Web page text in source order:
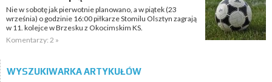
Nie w sobotę jak pierwotnie planowano, a w piątek (23
września) o godzinie 16:00 piłkarze Stomilu Olsztyn zagrają
w 11. kolejce w Brzesku z Okocimskim KS.
Komentarzy: 2 »
WYSZUKIWARKA ARTYKUŁÓW